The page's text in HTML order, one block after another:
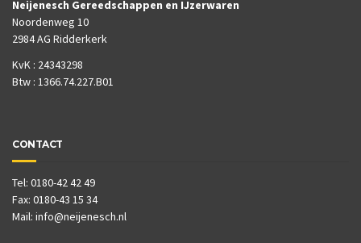
Neijenesch Gereedschappen en IJzerwaren
Noordenweg 10
2984 AG Ridderkerk
KvK : 24343298
Btw : 1366.74.227.B01
CONTACT
Tel: 0180-42 42 49
Fax: 0180-43 15 34
Mail: info@neijenesch.nl